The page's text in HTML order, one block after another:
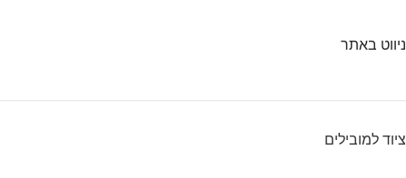
ניווט באתר
ציוד למובילים